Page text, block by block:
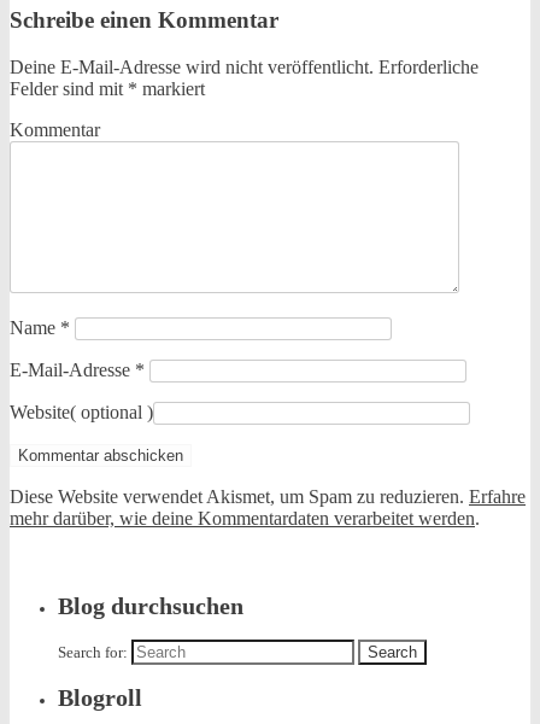
Schreibe einen Kommentar
Deine E-Mail-Adresse wird nicht veröffentlicht. Erforderliche
Felder sind mit * markiert
Kommentar
Name *
E-Mail-Adresse *
Website( optional )
Diese Website verwendet Akismet, um Spam zu reduzieren. Erfahre
mehr darüber, wie deine Kommentardaten verarbeitet werden.
Blog durchsuchen
Search for:
Blogroll